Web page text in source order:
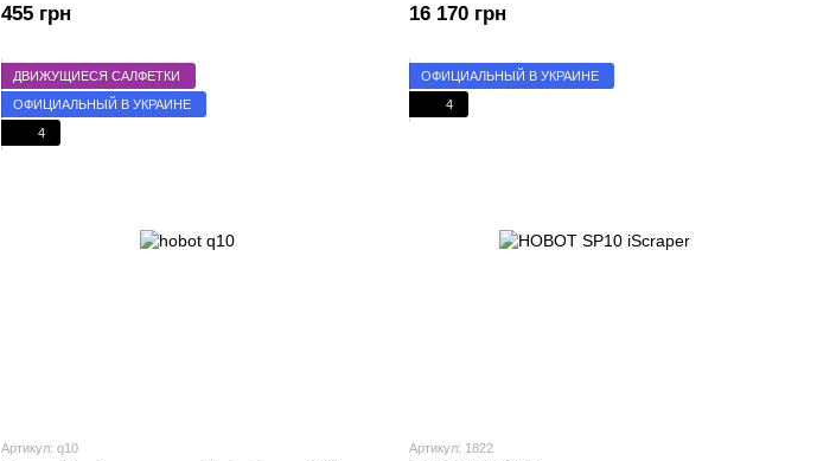
455 грн 16 170 грн
ДВИЖУЩИЕСЯ САЛФЕТКИ
ОФИЦИАЛЬНЫЙ В УКРАИНЕ
4
Артикул: q10
ОФИЦИАЛЬНЫЙ В УКРАИНЕ
4
Артикул: 1822